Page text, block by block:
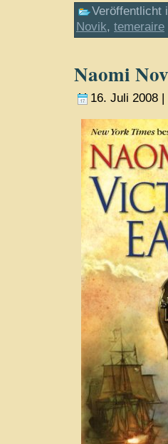
Veröffentlicht
Novik, temeraire
Naomi
16. Juli 2008 |